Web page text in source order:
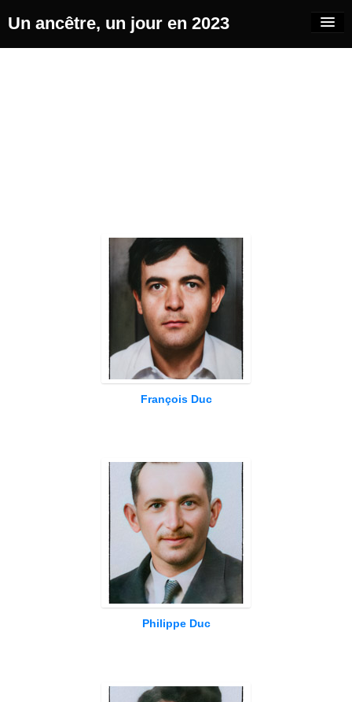
Un ancêtre, un jour en 2023
François Duc
Philippe Duc